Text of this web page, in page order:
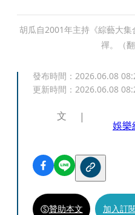
胡瓜自2001年主持《綜藝大
禪。（
發布時間： 2026.06.08
更新時間： 2026.06.08
文
娛樂
贊助本文 加入訂